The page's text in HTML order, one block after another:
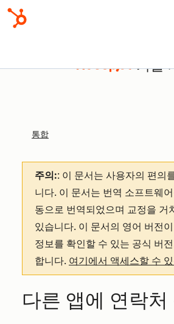
기술
통합
주의:: 이 문서는 사용자의 편의
니다. 이 문서는 번역 소프트웨
동으로 번역되었으며 교정을 거
있습니다. 이 문서의 영어 버전
정보를 확인할 수 있는 공식 버
합니다. 여기에서 액세스할 수
다른 앱에 연락처